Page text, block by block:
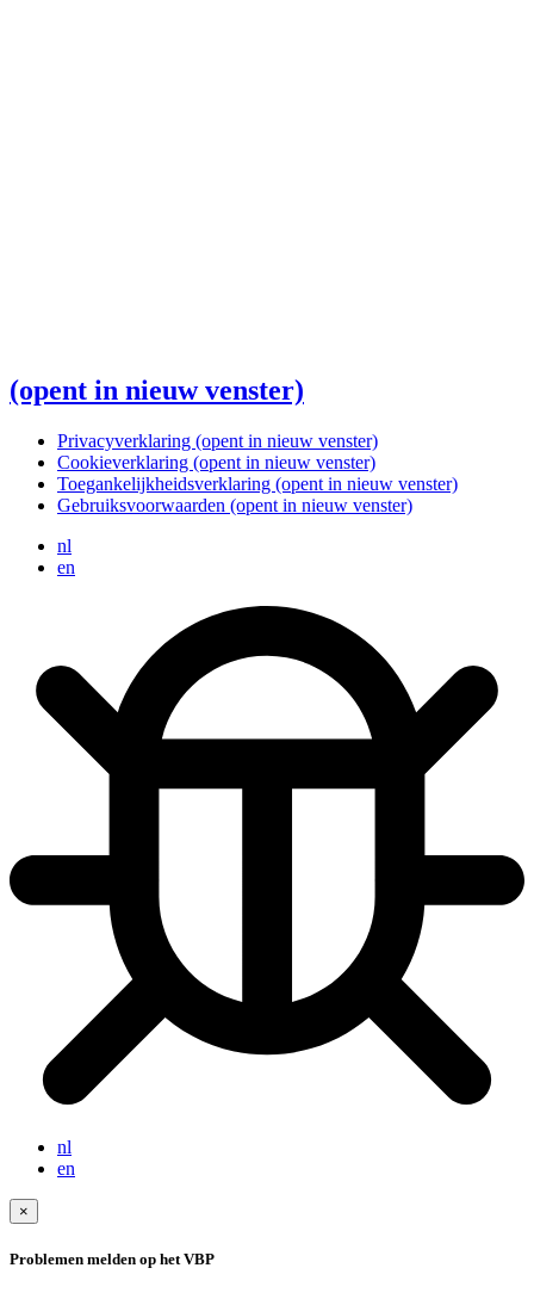
(opent in nieuw venster)
Privacyverklaring (opent in nieuw venster)
Cookieverklaring (opent in nieuw venster)
Toegankelijkheidsverklaring (opent in nieuw venster)
Gebruiksvoorwaarden (opent in nieuw venster)
nl
en
nl
en
×
Problemen melden op het VBP